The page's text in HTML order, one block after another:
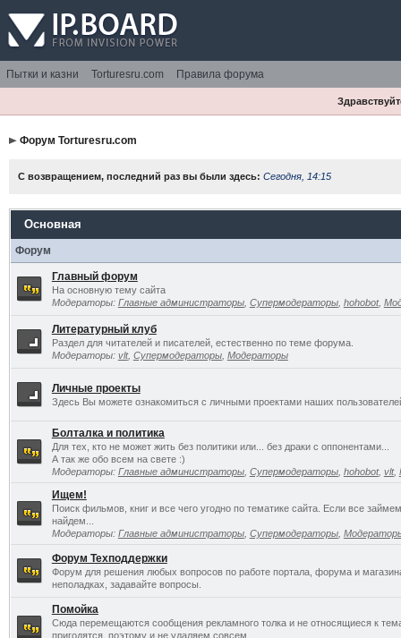
Пытки и казни Torturesru.com Правила форума
Форум Torturesru.com
С возвращением, последний раз вы были здесь: Сегодня, 14:15
Основная
Форум
Главный форум
На основную тему сайта
Модераторы: Главные администраторы, Супермодераторы, hohobot,
Литературный клуб
Раздел для читателей и писателей, естественно по теме форума.
Модераторы: vlt, Супермодераторы, Модераторы
Личные проекты
Здесь Вы можете ознакомиться с личными проектами наших
Болталка и политика
Для тех, кто не может жить без политики или... без драки с оппонентами...
А так же обо всем на свете :)
Модераторы: Главные администраторы, Супермодераторы, hohobot, vlt,
Ищем!
Поиск фильмов, книг и все чего угодно по тематике сайта. Если все
найдем...
Модераторы: Главные администраторы, Супермодераторы,
Форум Техподдержки
Форум для решения любых вопросов по работе портала, форума и
неполадках, задавайте вопросы.
Помойка
Сюда перемещаются сообщения рекламного толка и не относящиеся к
пригодятся, поэтому и не удаляем совсем.